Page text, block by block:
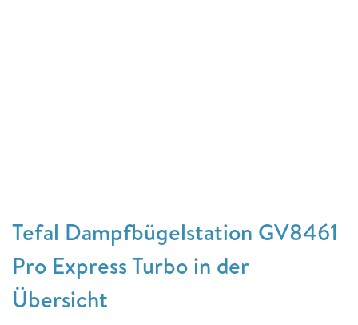
Tefal Dampfbügelstation GV8461
Pro Express Turbo in der
Übersicht